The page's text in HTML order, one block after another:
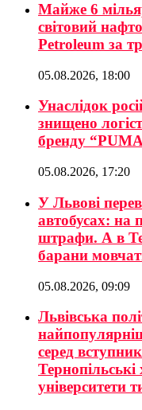
Майже 6
світовий
Petroleum за
05.08.2026, 18:00
Унаслідок
знищено
бренду
05.08.2026, 17:20
У Львові
автобусах: на
штрафи. А в
барани
05.08.2026, 09:09
Львівська
серед
університети